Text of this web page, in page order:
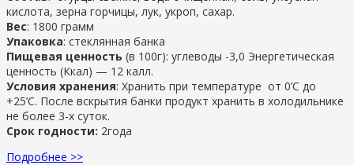
кислота, зерна горчицы, лук, укроп, сахар.
Вес: 1800 грамм
Упаковка: стеклянная банка
Пищевая ценность (в 100г): углеводы -3,0 Энергетическая
ценность (Ккал) — 12 калл.
Условия хранения: Хранить при температуре от 0’C до
+25’C. После вскрытия банки продукт хранить в холодильнике
не более 3-х суток.
Срок годности: 2года
Подробнее >>